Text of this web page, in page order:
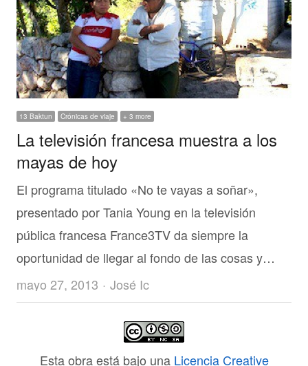
13 Baktun Crónicas de viaje + 3 more
La televisión francesa muestra a los
mayas de hoy
El programa titulado «No te vayas a soñar»,
presentado por Tania Young en la televisión
pública francesa France3TV da siempre la
oportunidad de llegar al fondo de las cosas y…
mayo 27, 2013
Author
José Ic
Esta obra está bajo una Licencia Creative